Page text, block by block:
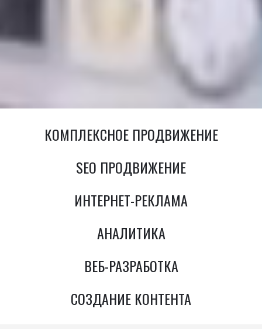
КОМПЛЕКСНОЕ ПРОДВИЖЕНИЕ
SEO ПРОДВИЖЕНИЕ
ИНТЕРНЕТ-РЕКЛАМА
АНАЛИТИКА
ВЕБ-РАЗРАБОТКА
СОЗДАНИЕ КОНТЕНТА